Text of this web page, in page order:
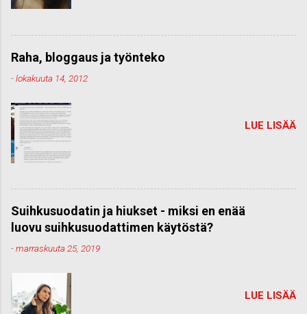
Raha, bloggaus ja työnteko
-lokakuuta 14, 2012
LUE LISÄÄ
Suihkusuodatin ja hiukset - miksi en enää
luovu suihkusuodattimen käytöstä?
-marraskuuta 25, 2019
LUE LISÄÄ